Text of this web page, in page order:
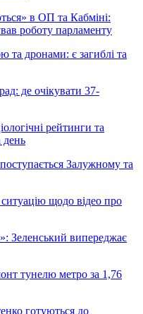
в ОП та Кабміні:
роботу парламенту
та дронами: є загиблі та
де очікувати 37-
рейтинги та
день
Залужному та
щодо відео про
Зеленський випереджає
тунелю метро за 1,76
готуються до